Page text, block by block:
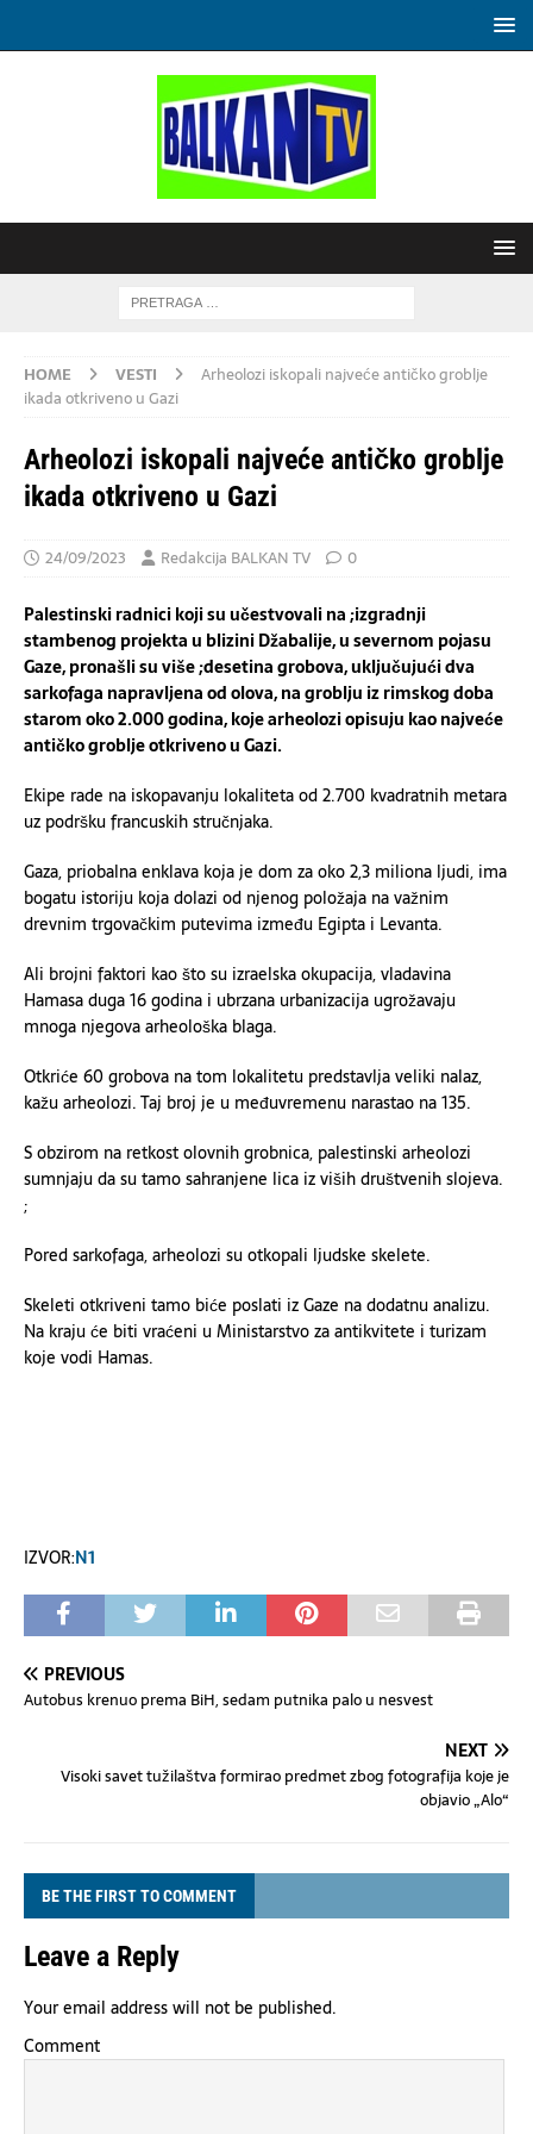
HOME VESTI
Arheolozi iskopali najveće antičko groblje
ikada otkriveno u Gazi
Arheolozi iskopali najveće antičko groblje
ikada otkriveno u Gazi
24/09/2023 Redakcija BALKAN TV 0
Palestinski radnici koji su učestvovali na ;izgradnji
stambenog projekta u blizini Džabalije, u severnom pojasu
Gaze, pronašli su više ;desetina grobova, uključujući dva
sarkofaga napravljena od olova, na groblju iz rimskog doba
starom oko 2.000 godina, koje arheolozi opisuju kao najveće
antičko groblje otkriveno u Gazi.
Ekipe rade na iskopavanju lokaliteta od 2.700 kvadratnih metara
uz podršku francuskih stručnjaka.
Gaza, priobalna enklava koja je dom za oko 2,3 miliona ljudi, ima
bogatu istoriju koja dolazi od njenog položaja na važnim
drevnim trgovačkim putevima između Egipta i Levanta.
Ali brojni faktori kao što su izraelska okupacija, vladavina
Hamasa duga 16 godina i ubrzana urbanizacija ugrožavaju
mnoga njegova arheološka blaga.
Otkriće 60 grobova na tom lokalitetu predstavlja veliki nalaz,
kažu arheolozi. Taj broj je u međuvremenu narastao na 135.
S obzirom na retkost olovnih grobnica, palestinski arheolozi
sumnjaju da su tamo sahranjene lica iz viših društvenih slojeva.
;
Pored sarkofaga, arheolozi su otkopali ljudske skelete.
Skeleti otkriveni tamo biće poslati iz Gaze na dodatnu analizu.
Na kraju će biti vraćeni u Ministarstvo za antikvitete i turizam
koje vodi Hamas.
IZVOR:N1
PREVIOUS
Autobus krenuo prema BiH, sedam putnika palo u nesvest
NEXT
Visoki savet tužilaštva formirao predmet zbog fotografija koje je
objavio „Alo“
BE THE FIRST TO COMMENT
Leave a Reply
Your email address will not be published.
Comment